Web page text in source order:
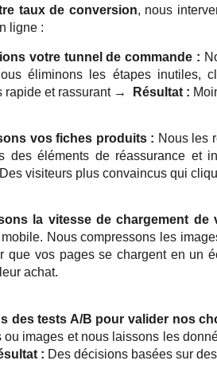
taux de conversion, nous
ligne :
votre tunnel de commande :
éliminons les étapes inutiles,
rapide et rassurant → Résultat :
vos fiches produits : Nous les
des éléments de réassurance et
Des visiteurs plus convaincus qui
la vitesse de chargement
Nous compressons les
que vos pages se chargent en un
achat.
des tests A/B pour valider nos
ou images et nous laissons les
: Des décisions basées sur